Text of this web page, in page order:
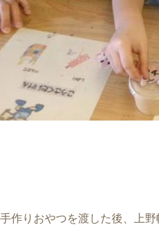
手作りおやつを渡した後、上野